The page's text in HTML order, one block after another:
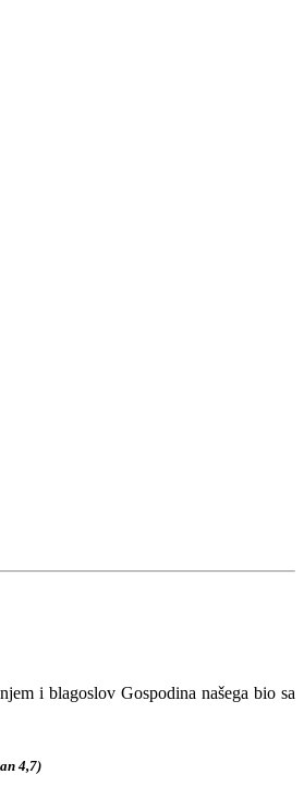
i blagoslov Gospodina našega bio sa
4,7)